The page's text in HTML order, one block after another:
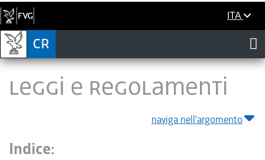
ITA
LEGGI E REGOLAMENTI
naviga nell'argomento
Indice: